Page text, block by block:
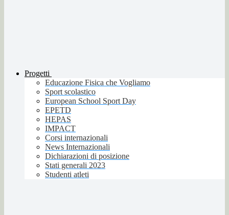
Progetti
Educazione Fisica che Vogliamo
Sport scolastico
European School Sport Day
EPETD
HEPAS
IMPACT
Corsi internazionali
News Internazionali
Dichiarazioni di posizione
Stati generali 2023
Studenti atleti